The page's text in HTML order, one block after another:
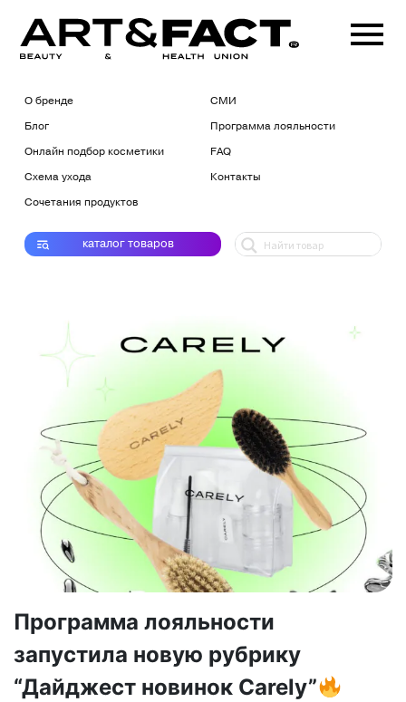
О бренде
Блог
Онлайн подбор косметики
Схема ухода
Сочетания продуктов
СМИ
Программа лояльности
FAQ
Контакты
каталогтоваров
Программа лояльности
запустила новую рубрику
“Дайджест новинок Carely”